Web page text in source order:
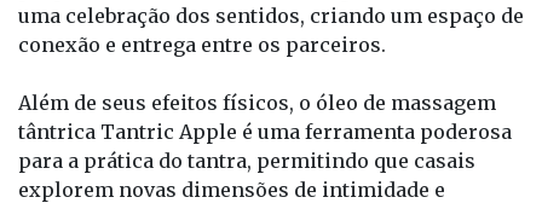
uma celebração dos sentidos, criando um espaço de
conexão e entrega entre os parceiros.
Além de seus efeitos físicos, o óleo de massagem
tântrica Tantric Apple é uma ferramenta poderosa
para a prática do tantra, permitindo que casais
explorem novas dimensões de intimidade e